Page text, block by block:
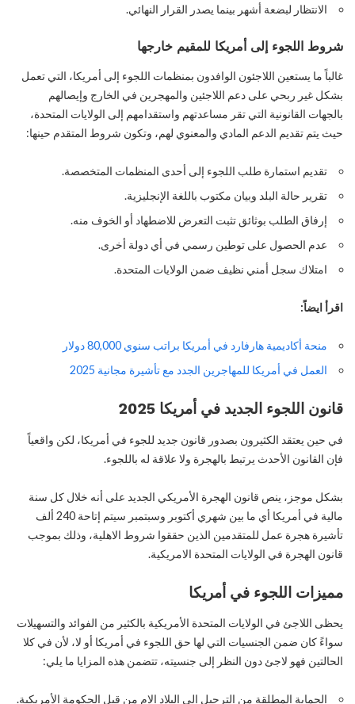
الانتظار لبضعة أشهر بينما يصدر القرار النهائي.
شروط اللجوء إلى أمريكا للمقيم خارجها
غالباً ما يستعين اللاجئون الوافدون بمنظمات اللجوء إلى أمريكا، التي تعمل
بشكل غير ربحي على دعم اللاجئين والمهجرين في الخارج وإيصالهم
بالجهات القانونية التي تقر مساعدتهم واستقدامهم إلى الولايات المتحدة،
حيث يتم تقديم الدعم المادي والمعنوي لهم، وتكون شروط المتقدم حينها:
تقديم استمارة طلب اللجوء إلى أحدى المنظمات المتخصصة.
تقرير حالة البلد وبيان مكتوب باللغة الإنجليزية.
إرفاق الطلب بوثائق تثبت التعرض للاضطهاد أو الخوف منه.
عدم الحصول على توطين رسمي في أي دولة أخرى.
امتلاك سجل أمني نظيف ضمن الولايات المتحدة.
اقرأ ايضاً:
منحة أكاديمية هارفارد في أمريكا براتب سنوي 80,000 دولار
العمل في أمريكا للمهاجرين الجدد مع تأشيرة مجانية 2025
قانون اللجوء الجديد في أمريكا 2025
في حين يعتقد الكثيرون بصدور قانون جديد للجوء في أمريكا، لكن واقعياً
فإن القانون الأحدث يرتبط بالهجرة ولا علاقة له باللجوء.
بشكل موجز، ينص قانون الهجرة الأمريكي الجديد على أنه خلال كل سنة
مالية في أمريكا أي ما بين شهري أكتوبر وسبتمبر سيتم إتاحة 240 ألف
تأشيرة هجرة عمل للمتقدمين الذين حققوا شروط الاهلية، وذلك بموجب
قانون الهجرة في الولايات المتحدة الامريكية.
مميزات اللجوء في أمريكا
يحظى اللاجئ في الولايات المتحدة الأمريكية بالكثير من الفوائد والتسهيلات
سواءً كان ضمن الجنسيات التي لها حق اللجوء في أمريكا أو لا، لأن في كلا
الحالتين فهو لاجئ دون النظر إلى جنسيته، تتضمن هذه المزايا ما يلي:
الحماية المطلقة من الترحيل إلى البلاد الام من قبل الحكومة الأمريكية.